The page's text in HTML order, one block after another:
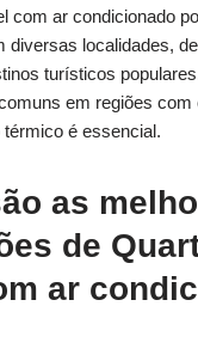
com ar condicionado
diversas localidades,
turísticos
em regiões com
é essencial.
as
de
ar